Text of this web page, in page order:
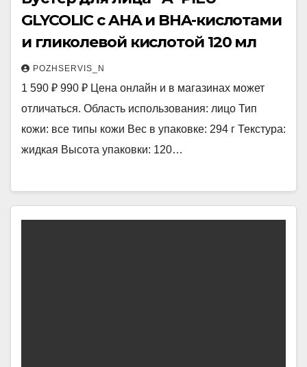
GLYCOLIC c AHA и BHA-кислотами
и гликолевой кислотой 120 мл
POZHSERVIS_N
1 590 ₽ 990 ₽ Цена онлайн и в магазинах может
отличаться. Область использования: лицо Тип
кожи: все типы кожи Вес в упаковке: 294 г Текстура:
жидкая Высота упаковки: 120…